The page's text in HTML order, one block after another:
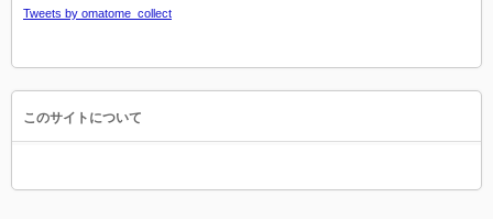
Tweets by omatome_collect
このサイトについて